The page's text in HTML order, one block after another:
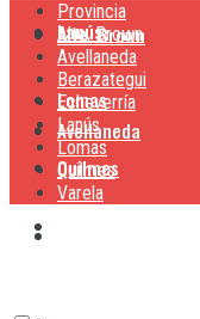
Lanús
Lomas
Quilmes
Alte. Brown
Avellaneda
Provincia
Alte. Brown
Avellaneda
Berazategui
Echeverría
Lanús
Lomas
Quilmes
Varela